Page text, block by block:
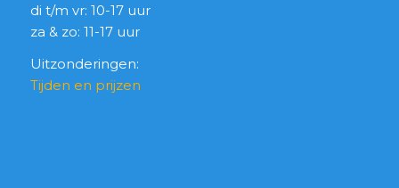
di t/m vr: 10-17 uur
za & zo: 11-17 uur
Uitzonderingen:
Tijden en prijzen